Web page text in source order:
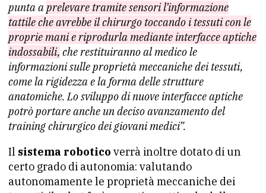
punta aprelevare tramite sensori l’informazione
tattile che avrebbe il chirurgo toccando i tessuti con le
proprie mani e riprodurla mediante interfacce aptiche
indossabili, che restituiranno al medico le
informazioni sulle proprietà meccaniche dei tessuti,
come la rigidezza e la forma delle strutture
anatomiche. Lo sviluppo di nuove interfacce aptiche
potrò portare anche un deciso avanzamento del
training chirurgico dei giovani medici”.
Il sistema robotico verrà inoltre dotato di un
certo grado di autonomia: valutando
autonomamente le proprietà meccaniche dei